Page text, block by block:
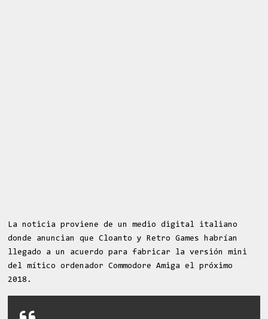
La noticia proviene de un medio digital italiano
donde anuncian que Cloanto y Retro Games habrían
llegado a un acuerdo para fabricar la versión mini
del mítico ordenador Commodore Amiga el próximo
2018.